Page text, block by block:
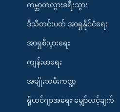
ကမ္ဘာတလွှားခရီးသွား
ဒီသီတင်းပတ် အာရှနိုင်ငံရေး
အာရှစီးပွားရေး
ကျန်းမာရေး
အမျိုးသမီးကဏ္ဍ
ရိုဟင်ဂျာအရေး မျှော်လင့်ချက်